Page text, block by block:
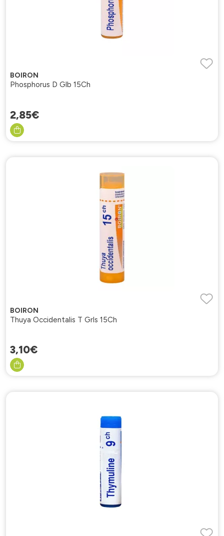
BOIRON
Phosphorus D Glb 15Ch
2,85€
BOIRON
Thuya Occidentalis T Grls 15Ch
3,10€